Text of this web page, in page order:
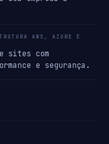
AWS, AZURE E
sites com
e segurança.